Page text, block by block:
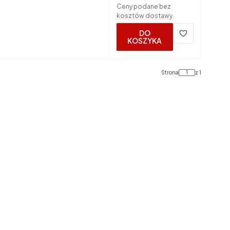
Ceny podane bez
kosztów dostawy.
DO
KOSZYKA
Strona z 1